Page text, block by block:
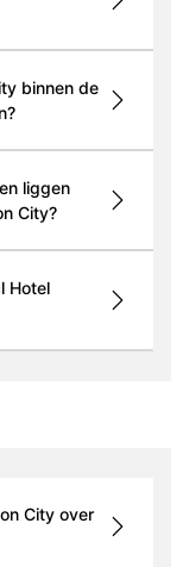
binnen de
liggen
City?
Hotel
City over